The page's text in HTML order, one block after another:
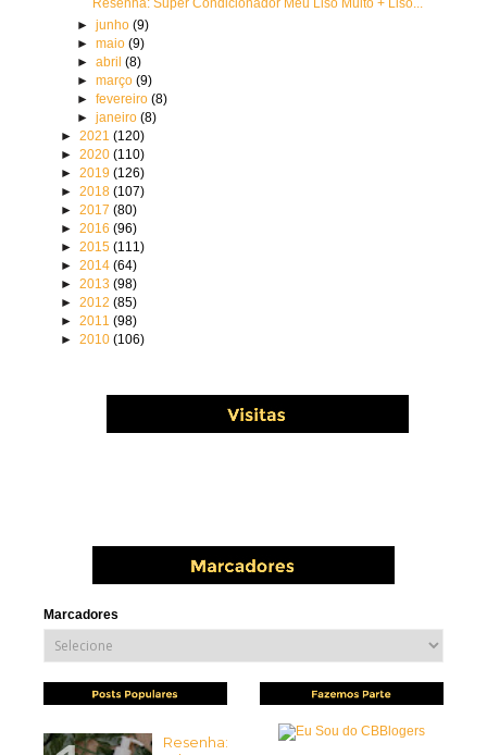
► junho (9)
► maio (9)
► abril (8)
► março (9)
► fevereiro (8)
► janeiro (8)
►2021(120)
►2020(110)
►2019(126)
►2018(107)
►2017(80)
►2016(96)
►2015(111)
►2014(64)
►2013(98)
►2012(85)
►2011(98)
►2010(106)
Marcadores
Resenha: